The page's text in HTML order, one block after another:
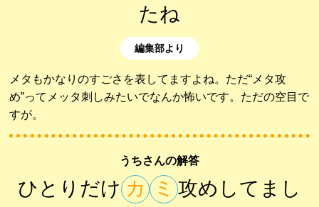
たね
編集部より
メタもかなりのすごさを表してますよね。ただ“メタ攻
め”ってメッタ刺しみたいでなんか怖いです。ただの空目で
すが。
うちさんの解答
ひとりだけ カ ミ攻めしてまし